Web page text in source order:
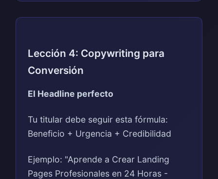
Lección 4: Copywriting para
Conversión
El Headline perfecto
Tu titular debe seguir esta fórmula:
Beneficio + Urgencia + Credibilidad
Ejemplo: "Aprende a Crear Landing
Pages Profesionales en 24 Horas -